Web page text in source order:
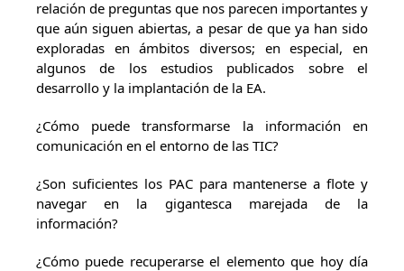
relación de preguntas que nos parecen importantes y
que aún siguen abiertas, a pesar de que ya han sido
exploradas en ámbitos diversos; en especial, en
algunos de los estudios publicados sobre el
desarrollo y la implantación de la EA.
¿Cómo puede transformarse la información en
comunicación en el entorno de las TIC?
¿Son suficientes los PAC para mantenerse a flote y
navegar en la gigantesca marejada de la
información?
¿Cómo puede recuperarse el elemento que hoy día